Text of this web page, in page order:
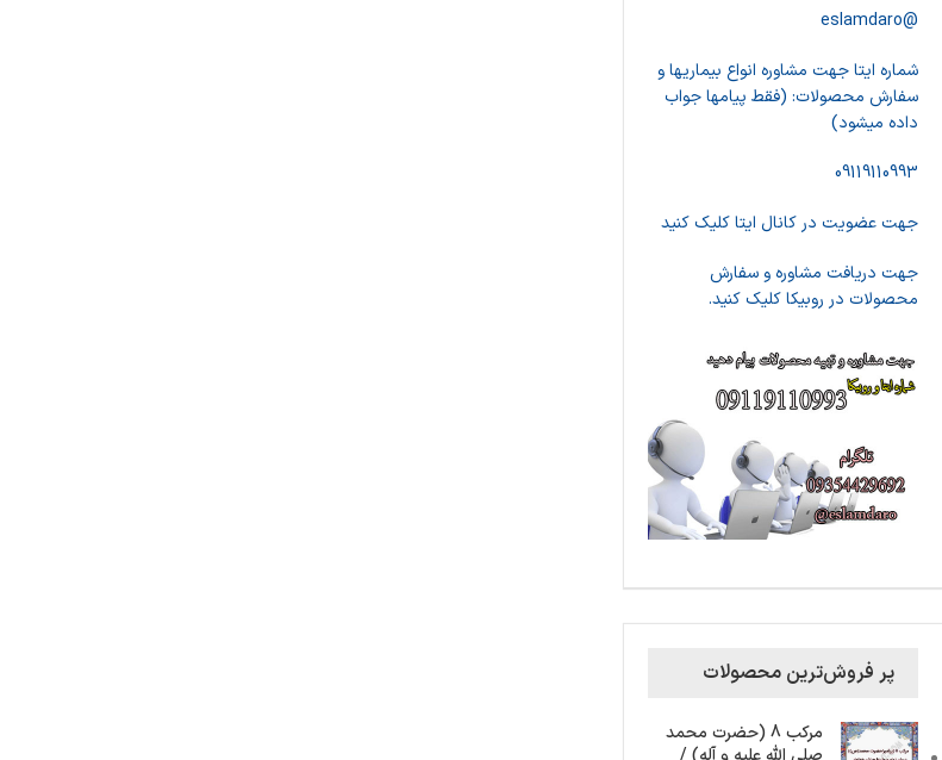
@eslamdaro
شماره ایتا جهت مشاوره انواع بیماریها و
سفارش محصولات: (فقط پیامها جواب
داده میشود)
09119110993
جهت عضویت در کانال ایتا کلیک کنید
جهت دریافت مشاوره و سفارش
محصولات در روبیکا کلیک کنید.
پر فروش‌ترین محصولات
مرکب 8 (حضرت محمد